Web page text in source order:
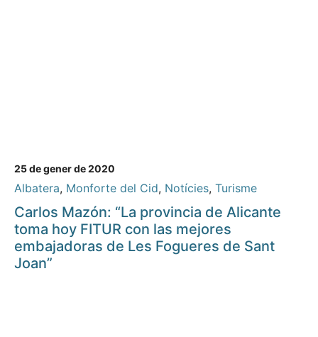
25 de gener de 2020
Albatera, Monforte del Cid, Notícies, Turisme
Carlos Mazón: “La provincia de Alicante
toma hoy FITUR con las mejores
embajadoras de Les Fogueres de Sant
Joan”